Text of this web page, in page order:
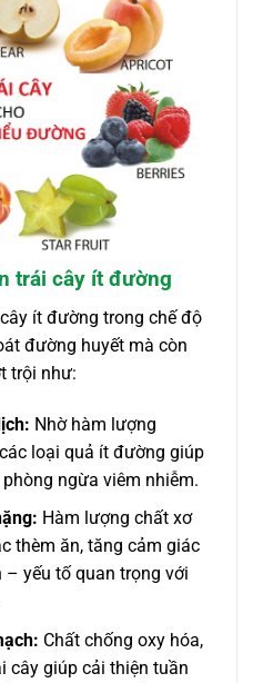
trái cây ít đường
ít đường trong chế độ
đường huyết mà còn
trội như:
Nhờ hàm lượng
loại quả ít đường giúp
ngừa viêm nhiễm.
Hàm lượng chất xơ
thèm ăn, tăng cảm giác
– yếu tố quan trọng với
Chất chống oxy hóa,
cây giúp cải thiện tuần